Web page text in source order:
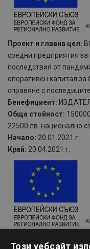
Проект и главна цел:
средни предприятия
последствия от
оперативен капитал за
справяне с
Бенефициент:
Обща стойност:
22500 лв. национално
Начало: 20.01.2021 г.
Край: 20.04.2021 г.
Този уебсайт